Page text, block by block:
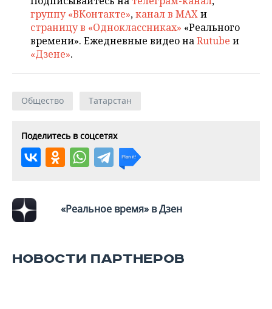
ВОДНЫЕ ВИДЫ СПОРТА
ХОККЕЙ С МЯЧОМ
ОБРАЗОВАНИЕ
ПРОИСШЕСТВИЯ
группу «ВКонтакте»,канал в MAXи
страницу в «Одноклассниках» «Реального
времени». Ежедневные видео наRutube и
«Дзене».
Общество Татарстан
Поделитесь в соцсетях
«Реальное время» в Дзен
НОВОСТИ ПАРТНЕРОВ